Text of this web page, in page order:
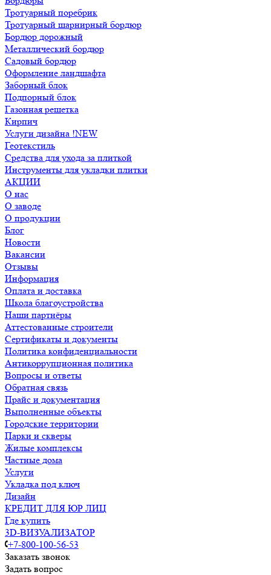
Тротуарный поребрик
Тротуарный шарнирный бордюр
Бордюр дорожный
Металлический бордюр
Садовый бордюр
Оформление ландшафта
Заборный блок
Подпорный блок
Газонная решетка
Кирпич
Услуги дизайна !NEW
Геотекстиль
Средства для ухода за плиткой
Инструменты для укладки плитки
АКЦИИ
О нас
О заводе
О продукции
Блог
Новости
Вакансии
Отзывы
Информация
Оплата и доставка
Школа благоустройства
Наши партнёры
Аттестованные строители
Сертификаты и документы
Политика конфиденциальности
Антикоррупционная политика
Вопросы и ответы
Обратная связь
Прайс и документация
Выполненные объекты
Городские территории
Парки и скверы
Жилые комплексы
Частные дома
Услуги
Укладка под ключ
Дизайн
КРЕДИТ ДЛЯ ЮР ЛИЦ
Где купить
3D-ВИЗУАЛИЗАТОР
+7-800-100-56-53
Заказать звонок
Задать вопрос